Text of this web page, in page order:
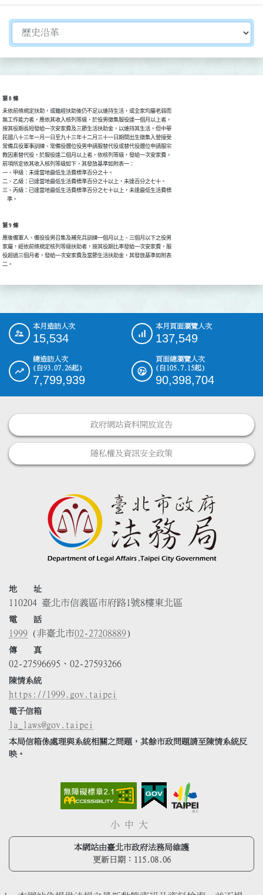
切換選擇法規資訊內容
第 8 條
未依前條規定扶助，或雖經扶助後仍不足以維持生活，或全家均屬老弱而
無工作能力者，應依其收入核列等級，於役男徵集服役達一個月以上者，
按其役期長短發給一次安家費及三節生活扶助金，以維持其生活。但中華
民國八十三年一月一日至九十三年十二月三十一日期間出生徵集入營接受
常備兵役軍事訓練、常備役體位役男申請服替代役或替代役體位申請服宗
教因素替代役，於服役達二個月以上者，依核列等級，發給一次安家費。
前項所定依其收入核列等級如下，其發放基準如附表一：
一、甲級：未達當地最低生活費標準百分之十。
二、乙級：已達當地最低生活費標準百分之十以上，未達百分之七十。
三、丙級：已達當地最低生活費標準百分之七十以上，未達最低生活費標
    準。
第 9 條
應後備軍人、備役役男召集及補充兵訓練一個月以上、三個月以下之役男
家屬，經依前條規定核列等級扶助者，按其役期比率發給一次安家費，服
役超過三個月者，發給一次安家費及當節生活扶助金，其發放基準如附表
二。
::: 本月造訪人次
15,534
本月頁面瀏覽人次
137,549
總造訪人次
(自93.07.26起)
7,799,939
頁面總瀏覽人次
(自105.7.15起)
90,398,704
政府網站資料開放宣告
隱私權及資訊安全政策
地 址
110204 臺北市信義區市府路1號8樓東北區
電 話
1999 (非臺北市02-27208889)
傳 真
02-27596695、02-27593266
陳情系統
https://1999.gov.taipei
電子信箱
la_laws@gov.taipei
本局信箱係處理與系統相關之問題，其餘市政問題請至陳情系統反
映。
小 中 大
本網站由臺北市政府法務局維護
更新日期： 115.08.06